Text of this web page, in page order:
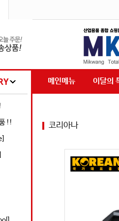
메인메뉴 이달의
!! 코리아나